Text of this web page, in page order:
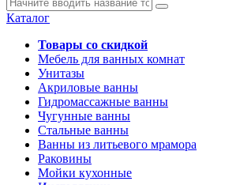
Каталог
Товары со скидкой
Мебель для ванных комнат
Унитазы
Акриловые ванны
Гидромассажные ванны
Чугунные ванны
Стальные ванны
Ванны из литьевого мрамора
Раковины
Мойки кухонные